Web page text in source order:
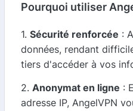
Pourquoi utiliser
1. Sécurité renforcée :
données, rendant
tiers d'accéder à vos
2. Anonymat en ligne :
adresse IP, AngelVPN